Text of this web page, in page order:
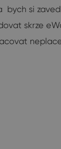
si
skrze